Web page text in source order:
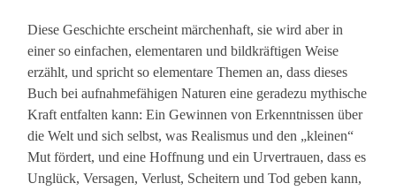
Diese Geschichte erscheint märchenhaft, sie wird aber in
einer so einfachen, elementaren und bildkräftigen Weise
erzählt, und spricht so elementare Themen an, dass dieses
Buch bei aufnahmefähigen Naturen eine geradezu mythische
Kraft entfalten kann: Ein Gewinnen von Erkenntnissen über
die Welt und sich selbst, was Realismus und den „kleinen“
Mut fördert, und eine Hoffnung und ein Urvertrauen, dass es
Unglück, Versagen, Verlust, Scheitern und Tod geben kann,